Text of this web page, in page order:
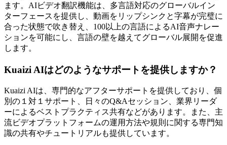
ます。AIビデオ翻訳機能は、多言語対応のグローバルイン
ターフェースを提供し、動画をリップシンクと字幕が完璧に
合った状態で吹き替え、100以上の言語によるAI音声ナレー
ションを可能にし、言語の壁を越えてグローバル展開を促進
します。
Kuaizi AIはどのようなサポートを提供しますか？
Kuaizi AIは、専門的なアフターサポートを提供しており、個
別の１対１サポート、日々のQ&Aセッション、業界リーダ
ーによるベストプラクティス共有などがあります。また、主
流ビデオプラットフォームの運用方法や規則に関する専門知
識の共有やチュートリアルも提供しています。